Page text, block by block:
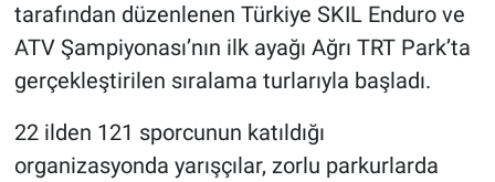
tarafından düzenlenen Türkiye SKIL Enduro ve
ATV Şampiyonası’nın ilk ayağı Ağrı TRT Park’ta
gerçekleştirilen sıralama turlarıyla başladı.
22 ilden 121 sporcunun katıldığı
organizasyonda yarışçılar, zorlu parkurlarda